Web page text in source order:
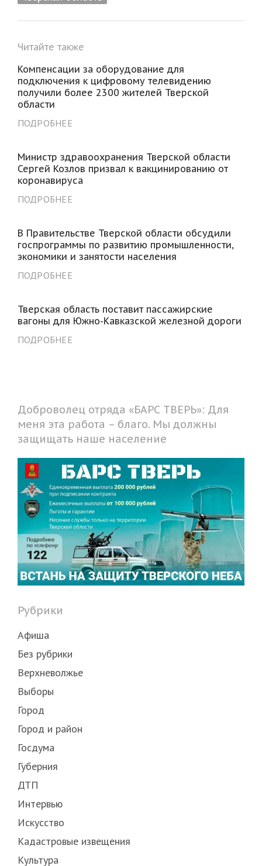
Читайте также
Компенсации за оборудование для
подключения к цифровому телевидению
получили более 2300 жителей Тверской
области
ПОДРОБНЕЕ
Министр здравоохранения Тверской области
Сергей Козлов призвал к вакцинированию от
коронавируса
ПОДРОБНЕЕ
В Правительстве Тверской области обсудили
госпрограммы по развитию промышленности,
экономики и занятости населения
ПОДРОБНЕЕ
Тверская область поставит пассажирские
вагоны для Южно-Кавказской железной дороги
ПОДРОБНЕЕ
Доброволец отряда «БАРС ТВЕРЬ»: Для
меня эта работа – благо. Мы должны
защищать наше население
Рубрики
Афиша
Без рубрики
Верхневолжье
Выборы
Город
Город и район
Госдума
Губерния
ДТП
Интервью
Искусство
Кадастровые извещения
Культура